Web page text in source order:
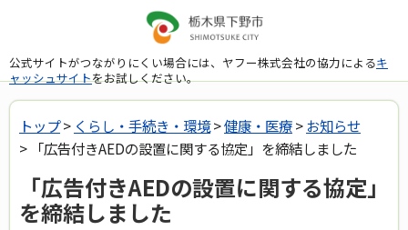
公式サイトがつながりにくい場合には、ヤフー株式会社の協力によるキ
ャッシュサイトをお試しください。
トップ> くらし・手続き・環境>健康・医療>お知らせ
> 「広告付きAEDの設置に関する協定」を締結しました
「広告付きAEDの設置に関する協定」
を締結しました